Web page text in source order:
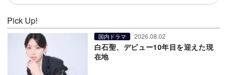
Pick Up!
国内ドラマ 2026.08.02
白石聖、デビュー10年目を迎えた現
在地